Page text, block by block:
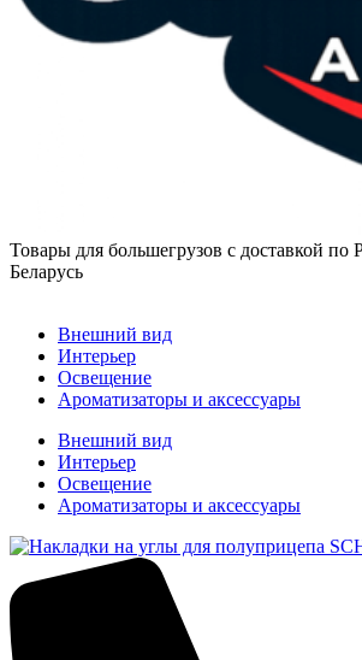
Товары для большегрузов с доставкой по
Беларусь
Внешний вид
Интерьер
Освещение
Ароматизаторы и аксессуары
Внешний вид
Интерьер
Освещение
Ароматизаторы и аксессуары